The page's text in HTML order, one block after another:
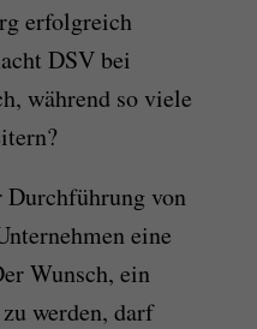
erfolgreich
DSV bei
während so viele
Durchführung von
eine
Wunsch, ein
werden, darf